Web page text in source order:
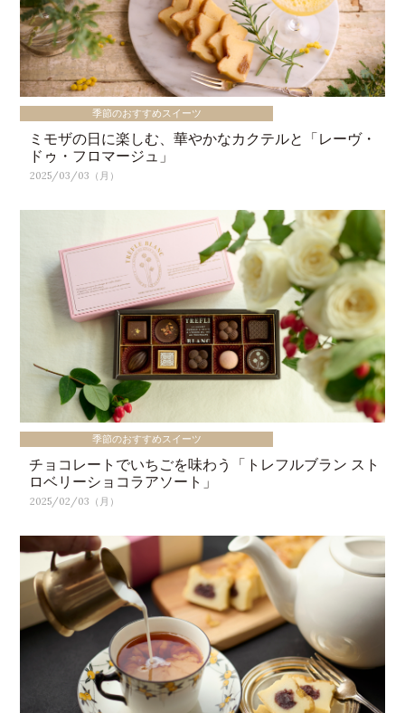
季節のおすすめスイーツ
ミモザの日に楽しむ、華やかなカクテルと「レーヴ・
ドゥ・フロマージュ」
2025/03/03（月）
季節のおすすめスイーツ
チョコレートでいちごを味わう「トレフルブラン スト
ロベリーショコラアソート」
2025/02/03（月）